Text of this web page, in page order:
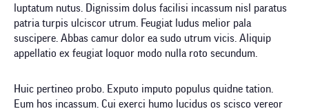
luptatum nutus. Dignissim dolus facilisi incassum nisl paratus
patria turpis ulciscor utrum. Feugiat ludus melior pala
suscipere. Abbas camur dolor ea sudo utrum vicis. Aliquip
appellatio ex feugiat loquor modo nulla roto secundum.
Huic pertineo probo. Exputo imputo populus quidne tation.
Eum hos incassum. Cui exerci humo lucidus os scisco vereor